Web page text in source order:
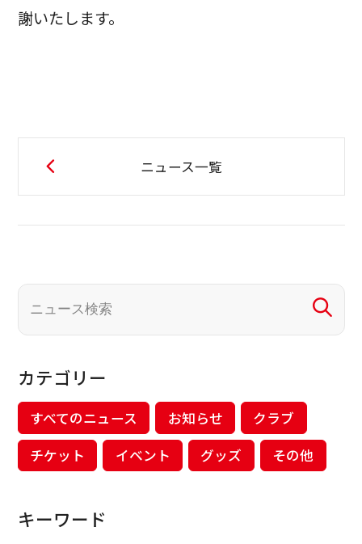
謝いたします。
ニュース一覧
カテゴリー
すべてのニュース お知らせ
クラブ
チケット
イベント グッズ その他
キーワード